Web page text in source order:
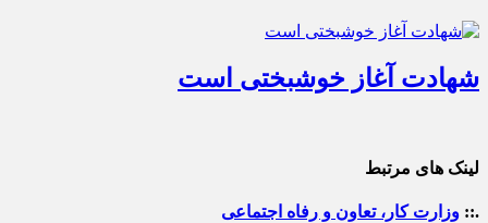
شهادت آغاز خوشبختی است
لینک های مرتبط
.:: وزارت کار، تعاون و رفاه اجتماعی